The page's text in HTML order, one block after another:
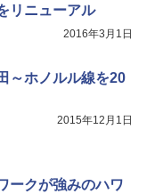
リニューアル
2016年3月1日
～ホノルル線を20
2015年12月1日
ークが強みのハワ